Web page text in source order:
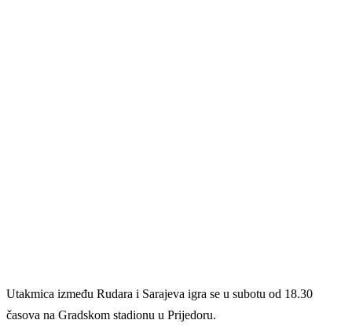
Utakmica između Rudara i Sarajeva igra se u subotu od 18.30
časova na Gradskom stadionu u Prijedoru.